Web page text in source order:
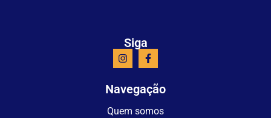
Siga
Navegação
Quem somos